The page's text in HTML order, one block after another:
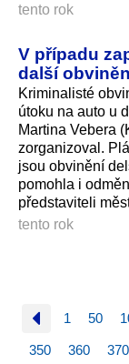
tento rok
V případu
další
Kriminalisté
útoku na auto u
Martina Vebera
zorganizoval.
jsou obvinění
pomohla i
představiteli
tento rok
1 50
350 360 370